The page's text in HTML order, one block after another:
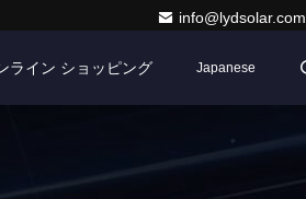
info@lydsolar.com
ライン ショッピング Japanese